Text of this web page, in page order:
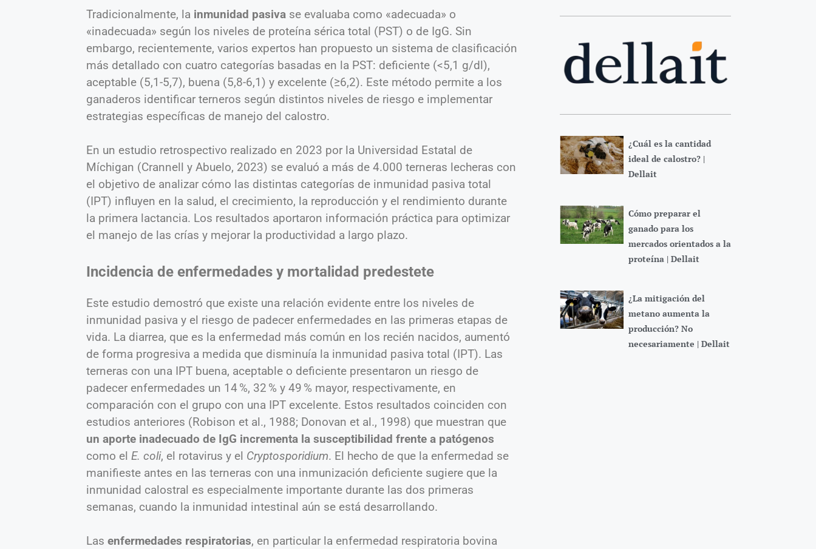
Tradicionalmente, la inmunidad pasiva se evaluaba como «adecuada» o
«inadecuada» según los niveles de proteína sérica total (PST) o de IgG. Sin
embargo, recientemente, varios expertos han propuesto un sistema de clasificación
más detallado con cuatro categorías basadas en la PST: deficiente (<5,1 g/dl),
aceptable (5,1-5,7), buena (5,8-6,1) y excelente (≥6,2). Este método permite a los
ganaderos identificar terneros según distintos niveles de riesgo e implementar
estrategias específicas de manejo del calostro.
En un estudio retrospectivo realizado en 2023 por la Universidad Estatal de
Míchigan (Crannell y Abuelo, 2023) se evaluó a más de 4.000 terneras lecheras con
el objetivo de analizar cómo las distintas categorías de inmunidad pasiva total
(IPT) influyen en la salud, el crecimiento, la reproducción y el rendimiento durante
la primera lactancia. Los resultados aportaron información práctica para optimizar
el manejo de las crías y mejorar la productividad a largo plazo.
Incidencia de enfermedades y mortalidad predestete
Este estudio demostró que existe una relación evidente entre los niveles de
inmunidad pasiva y el riesgo de padecer enfermedades en las primeras etapas de
vida. La diarrea, que es la enfermedad más común en los recién nacidos, aumentó
de forma progresiva a medida que disminuía la inmunidad pasiva total (IPT). Las
terneras con una IPT buena, aceptable o deficiente presentaron un riesgo de
padecer enfermedades un 14 %, 32 % y 49 % mayor, respectivamente, en
comparación con el grupo con una IPT excelente. Estos resultados coinciden con
estudios anteriores (Robison et al., 1988; Donovan et al., 1998) que muestran que
un aporte inadecuado de IgG incrementa la susceptibilidad frente a patógenos
como el E. coli, el rotavirus y el Cryptosporidium. El hecho de que la enfermedad se
manifieste antes en las terneras con una inmunización deficiente sugiere que la
inmunidad calostral es especialmente importante durante las dos primeras
semanas, cuando la inmunidad intestinal aún se está desarrollando.
Las enfermedades respiratorias, en particular la enfermedad respiratoria bovina
¿Cuál es la cantidad
ideal de calostro? |
Dellait
Cómo preparar el
ganado para los
mercados orientados a la
proteína | Dellait
¿La mitigación del
metano aumenta la
producción? No
necesariamente | Dellait